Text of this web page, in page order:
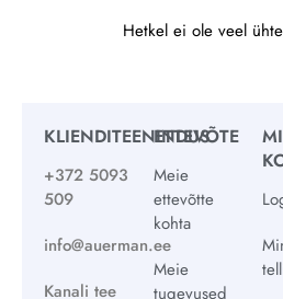
Hetkel ei ole veel
KLIENDITEENINDUS
+372 5093
509
info@auerman.ee
Kanali tee
ETTEVÕTE
Meie
ettevõtte
kohta
Meie
tugevused